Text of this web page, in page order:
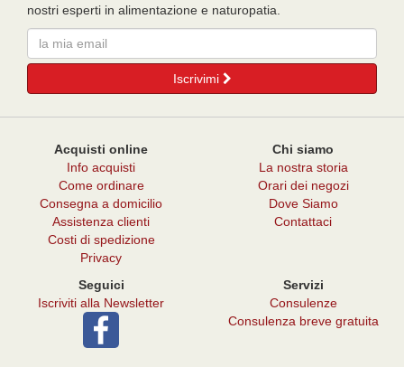
nostri esperti in alimentazione e naturopatia.
Email
Iscrivimi
Acquisti online
Info acquisti
Come ordinare
Consegna a domicilio
Assistenza clienti
Costi di spedizione
Privacy
Chi siamo
La nostra storia
Orari dei negozi
Dove Siamo
Contattaci
Seguici
Iscriviti alla Newsletter
Servizi
Consulenze
Consulenza breve gratuita